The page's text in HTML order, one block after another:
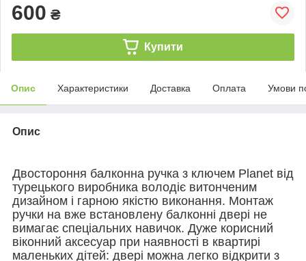
600 ₴
Купити
Опис Характеристики Доставка Оплата Умови
Опис
Двостороння балконна ручка з ключем Planet від
турецького виробника володіє витонченим
дизайном і гарною якістю виконання. Монтаж
ручки на вже встановлену балконні двері не
вимагає спеціальних навичок. Дуже корисний
віконний аксесуар при наявності в квартирі
маленьких дітей: двері можна легко відкрити з